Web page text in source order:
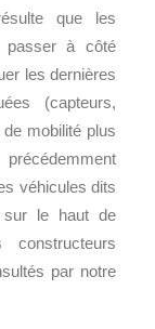
que les
passer à côté
les dernières
(capteurs,
mobilité plus
véhicules dits
sur le haut de
par notre